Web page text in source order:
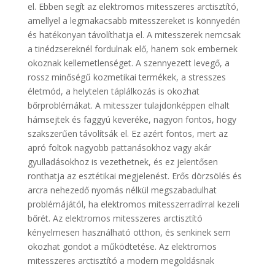
el. Ebben segít az elektromos mitesszeres arctisztító,
amellyel a legmakacsabb mitesszereket is könnyedén
és hatékonyan távolíthatja el. A mitesszerek nemcsak
a tinédzsereknél fordulnak elő, hanem sok embernek
okoznak kellemetlenséget. A szennyezett levegő, a
rossz minőségű kozmetikai termékek, a stresszes
életmód, a helytelen táplálkozás is okozhat
bőrproblémákat. A mitesszer tulajdonképpen elhalt
hámsejtek és faggyú keveréke, nagyon fontos, hogy
szakszerűen távolítsák el. Ez azért fontos, mert az
apró foltok nagyobb pattanásokhoz vagy akár
gyulladásokhoz is vezethetnek, és ez jelentősen
ronthatja az esztétikai megjelenést. Erős dörzsölés és
arcra nehezedő nyomás nélkül megszabadulhat
problémájától, ha elektromos mitesszerradírral kezeli
bőrét. Az elektromos mitesszeres arctisztító
kényelmesen használható otthon, és senkinek sem
okozhat gondot a működtetése. Az elektromos
mitesszeres arctisztító a modern megoldásnak